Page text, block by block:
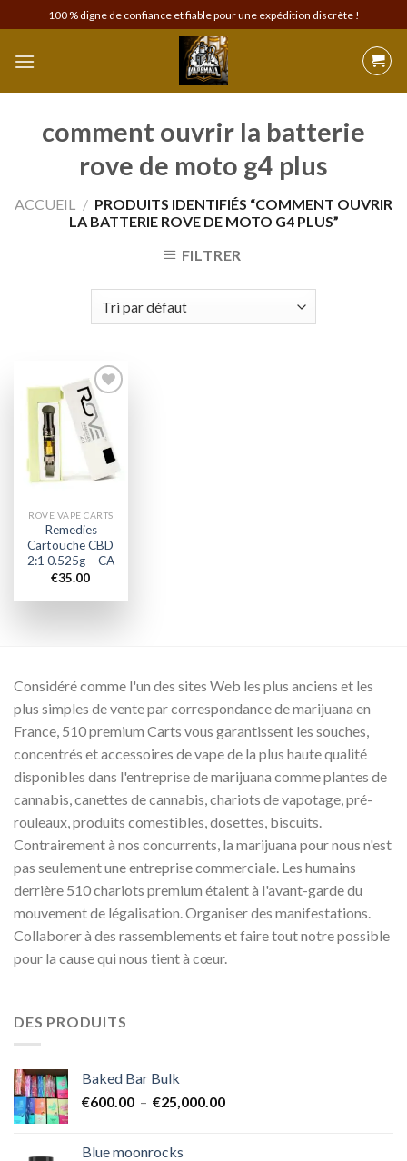
to
content
100 % digne de confiance et fiable pour une expédition discrète !
comment ouvrir la batterie
rove de moto g4 plus
ACCUEIL / PRODUITS IDENTIFIÉS “COMMENT OUVRIR
LA BATTERIE ROVE DE MOTO G4 PLUS”
FILTRER
Add to
wishlist
ROVE VAPE CARTS
Remedies
Cartouche CBD
2:1 0.525g – CA
€35.00
Considéré comme l'un des sites Web les plus anciens et les
plus simples de vente par correspondance de marijuana en
France, 510 premium Carts vous garantissent les souches,
concentrés et accessoires de vape de la plus haute qualité
disponibles dans l'entreprise de marijuana comme plantes de
cannabis, canettes de cannabis, chariots de vapotage, pré-
rouleaux, produits comestibles, dosettes, biscuits.
Contrairement à nos concurrents, la marijuana pour nous n'est
pas seulement une entreprise commerciale. Les humains
derrière 510 chariots premium étaient à l'avant-garde du
mouvement de légalisation. Organiser des manifestations.
Collaborer à des rassemblements et faire tout notre possible
pour la cause qui nous tient à cœur.
DES PRODUITS
Baked Bar Bulk
€600.00 – €25,000.00Plage
Blue moonrocks